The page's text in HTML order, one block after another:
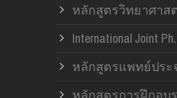
หลักสูตรวิทยาศา
International Joint
หลักสูตรแพทย์ประ